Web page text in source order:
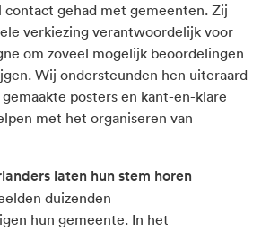
contact gehad met gemeenten. Zij
verkiezing verantwoordelijk voor
om zoveel mogelijk beoordelingen
Wij ondersteunden hen uiteraard
posters en kant-en-klare
met het organiseren van
laten hun stem horen
duizenden
hun gemeente. In het